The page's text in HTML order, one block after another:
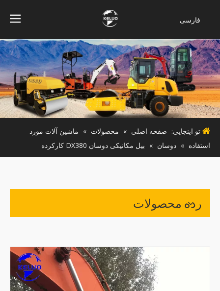
فارسی
indonesia
Türk dili
ไทย
Italiano
Deutsch
Português
Español
Pусский
تو اینجایی: صفحه اصلی » محصولات » ماشین آلات مورد
استفاده » دوسان » بیل مکانیکی دوسان DX380 کارکرده
رده محصولات